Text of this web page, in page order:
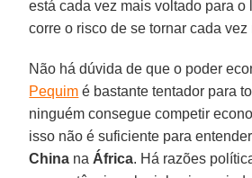
está cada vez mais voltado para o
corre o risco de se tornar cada
Não há dúvida de que o poder
Pequim é bastante tentador para
ninguém consegue competir
isso não é suficiente para entender
China na África. Há razões